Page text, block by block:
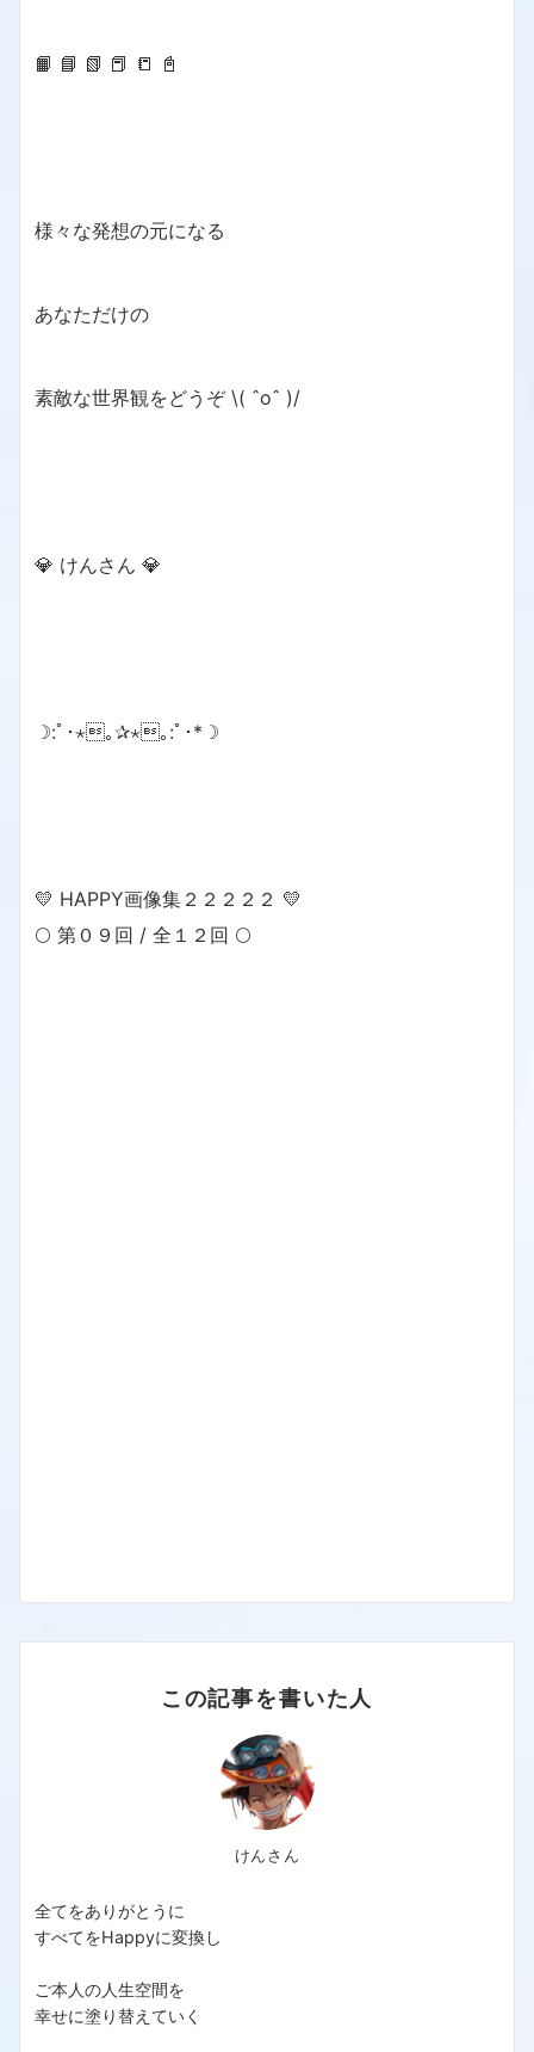
📙 📘 📗 📕 📒 📓
様々な発想の元になる
あなただけの
素敵な世界観をどうぞ \( ˆoˆ )/
💎 けんさん 💎
☽:ﾟ･⋆｡✰⋆｡:ﾟ･*☽
💛 HAPPY画像集２２２２２ 💛
🌕 第０９回 / 全１２回 🌕
この記事を書いた人
けんさん
全てをありがとうに
すべてをHappyに変換し
ご本人の人生空間を
幸せに塗り替えていく